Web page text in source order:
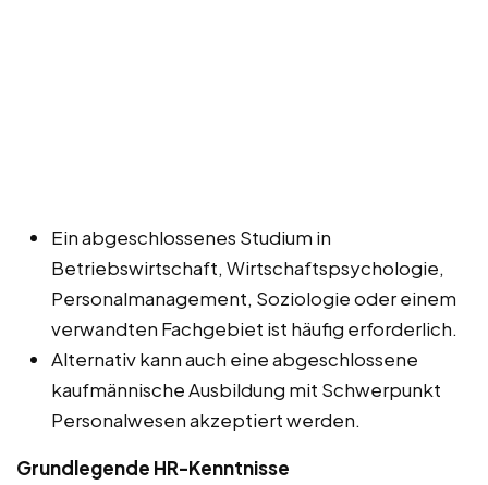
Ein abgeschlossenes Studium in
Betriebswirtschaft, Wirtschaftspsychologie,
Personalmanagement, Soziologie oder einem
verwandten Fachgebiet ist häufig erforderlich.
Alternativ kann auch eine abgeschlossene
kaufmännische Ausbildung mit Schwerpunkt
Personalwesen akzeptiert werden.
Grundlegende HR-Kenntnisse